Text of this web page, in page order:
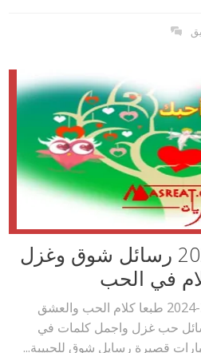
مسجات حب 2023 رسائل شوق وغزل
في الحب
مسجات حب جديدة 2023-2024 طبعا كلام الحب والعشق
حب غزل واجمل كلمات في
قصيرة رسايل شوق للحبيبة...